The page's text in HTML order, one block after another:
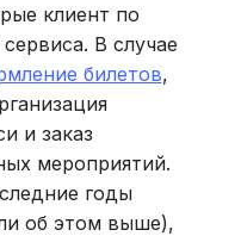
клиент по
В случае
билетов,
и заказ
мероприятий.
годы
об этом выше),